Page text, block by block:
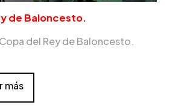
de Baloncesto.
Copa del Rey de Baloncesto.
más